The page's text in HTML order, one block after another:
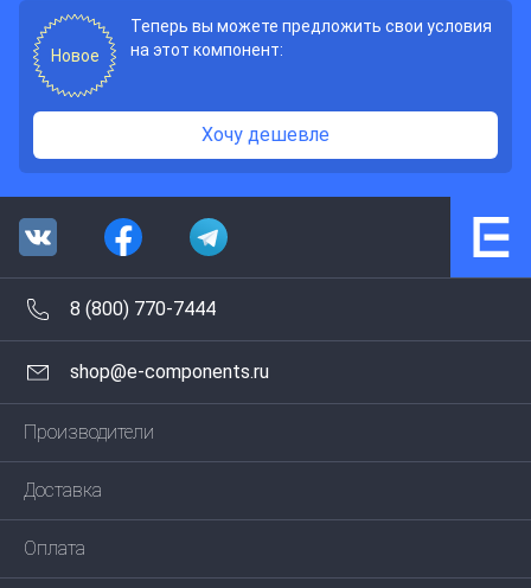
Новое
Теперь вы можете предложить свои условия
на этот компонент:
Хочу дешевле
8 (800) 770-7444
shop@e-components.ru
Производители
Доставка
Оплата